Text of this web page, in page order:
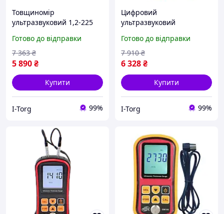
Товщиномір
ультразвуковий 1,2-225
Готово до відправки
5 890₴
7 363 ₴
Купити
I-Torg 99%
Цифровий
ультразвуковий
BENETECH GM100X
Готово до відправки
6 328₴
7 910 ₴
Купити
I-Torg 99%